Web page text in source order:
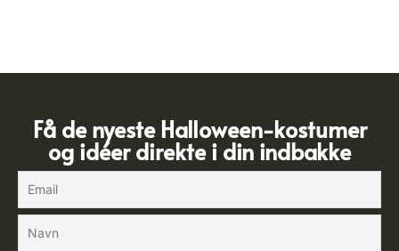
Få de nyeste Halloween-kostumer
og idéer direkte i din indbakke